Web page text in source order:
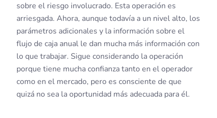
sobre el riesgo involucrado. Esta operación es
arriesgada. Ahora, aunque todavía a un nivel alto, los
parámetros adicionales y la información sobre el
flujo de caja anual le dan mucha más información con
lo que trabajar. Sigue considerando la operación
porque tiene mucha confianza tanto en el operador
como en el mercado, pero es consciente de que
quizá no sea la oportunidad más adecuada para él.